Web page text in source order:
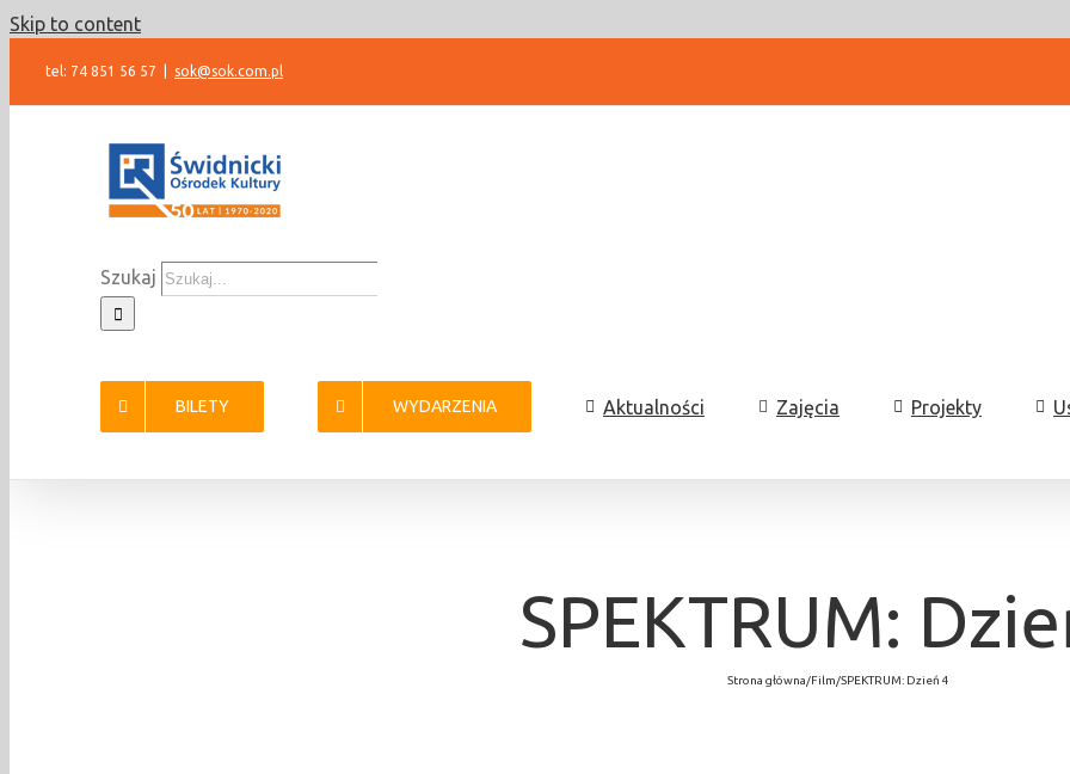
Skip to content
tel: 74 851 56 57 sok@sok.com.pl
Szukaj
BILETY WYDARZENIA Aktualności Zajęcia Projekty
SPEKTRUM:
Strona główna/Film/SPEKTRUM: Dzień 4